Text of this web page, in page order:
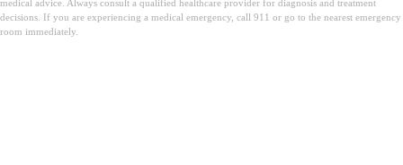
medical advice. Always consult a qualified healthcare provider for diagnosis and treatment
decisions. If you are experiencing a medical emergency, call 911 or go to the nearest emergency
room immediately.